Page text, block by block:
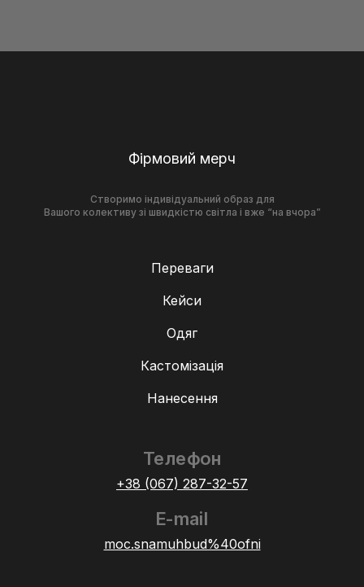
Фірмовий мерч
Створимо індивідуальний образ для
Вашого колективу зі швидкістю світла і вже “на вчора”
Переваги
Кейси
Одяг
Кастомізація
Нанесення
Телефон
+38 (067) 287-32-57
E-mail
moc.snamuhbud%40ofni